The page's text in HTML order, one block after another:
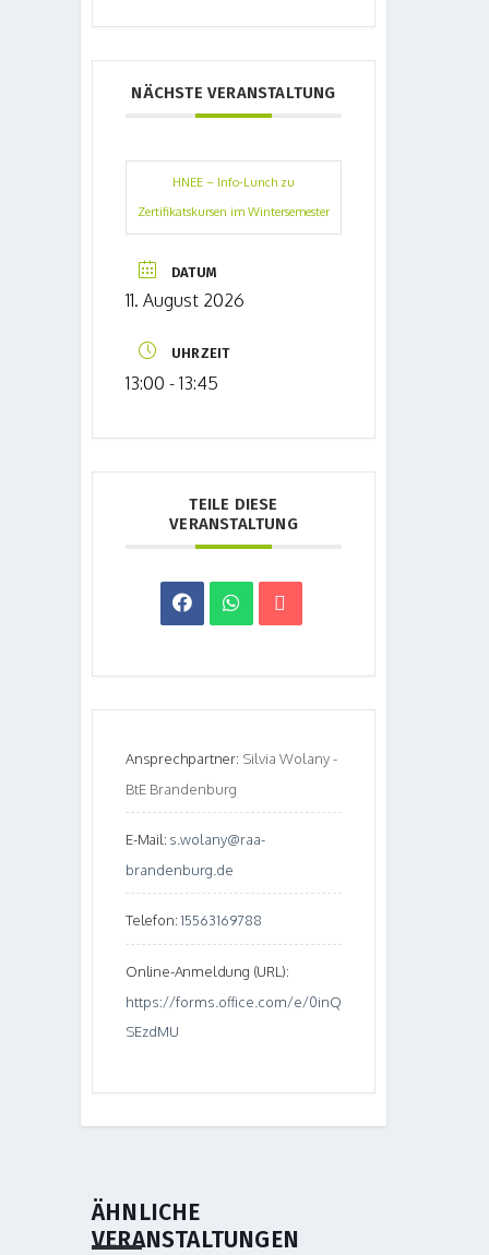
NÄCHSTE VERANSTALTUNG
HNEE – Info-Lunch zu
Zertifikatskursen im Wintersemester
DATUM
11. August 2026
UHRZEIT
13:00 - 13:45
TEILE DIESE
VERANSTALTUNG
Ansprechpartner: Silvia Wolany -
BtE Brandenburg
E-Mail: s.wolany@raa-
brandenburg.de
Telefon:15563169788
Online-Anmeldung (URL):
https://forms.office.com/e/0inQ
SEzdMU
ÄHNLICHE
VERANSTALTUNGEN